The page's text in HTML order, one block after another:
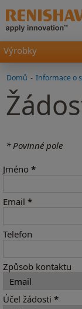
Výrobky
Domů - Informace o
* Povinné pole
Jméno *
Email *
Telefon
Způsob kontaktu
Účel žádosti *